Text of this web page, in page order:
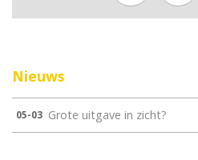
Nieuws
05-03 Grote uitgave in zicht?